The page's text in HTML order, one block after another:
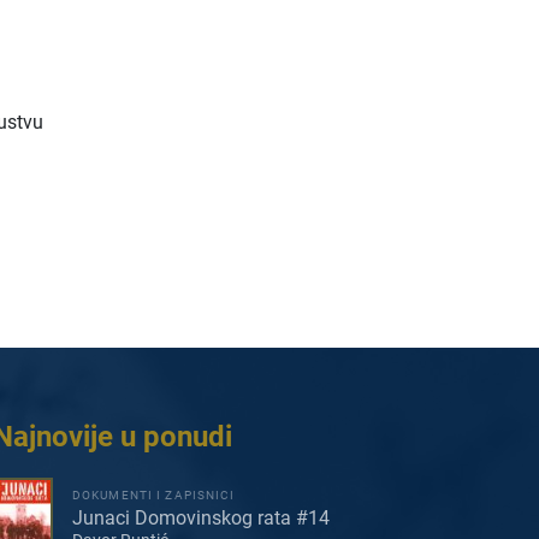
u ponudi
DOKUMENTI I ZAPISNICI
Junaci Domovinskog rata #14